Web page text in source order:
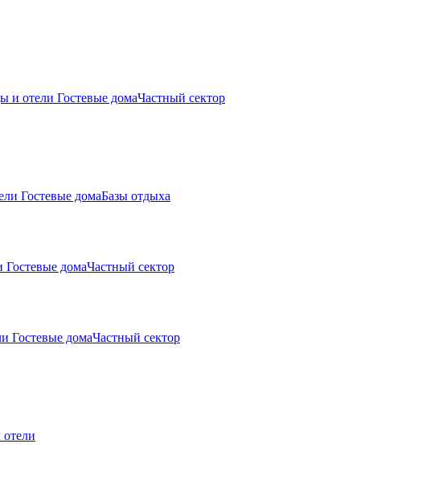
и отели Гостевые домаЧастный сектор
Гостевые домаБазы отдыха
Гостевые домаЧастный сектор
Гостевые домаЧастный сектор